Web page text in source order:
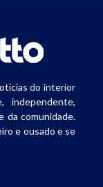
do interior
independente,
da comunidade.
e ousado e se